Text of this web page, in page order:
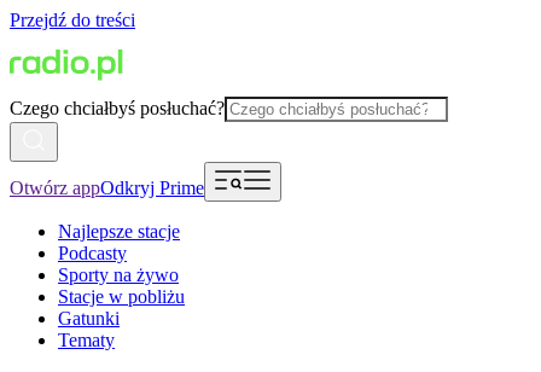
Przejdź do treści
Czego chciałbyś posłuchać?
Otwórz appOdkryj Prime
Najlepsze stacje
Podcasty
Sporty na żywo
Stacje w pobliżu
Gatunki
Tematy